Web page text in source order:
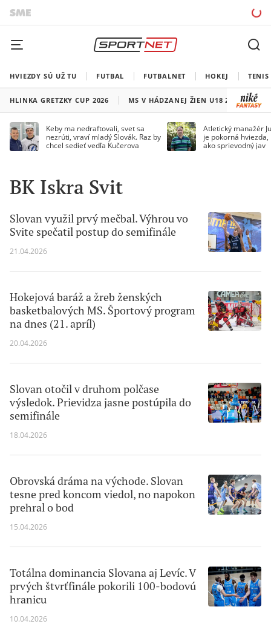
HVIEZDY SÚ UŽ TU FUTBAL FUTBALNET HOKEJ TENIS
HLINKA GRETZKY CUP 2026 MS V HÁDZANEJ ŽIEN U18 2026
Keby ma nedraftovali, svet sa
nezrúti, vraví mladý Slovák. Raz by
chcel sedieť vedľa Kučerova
Atletický manažér
je pokorná
ako sprievodný jav
BK Iskra Svit
Slovan využil prvý mečbal. Výhrou vo
Svite spečatil postup do semifinále
21.04.2026
Hokejová baráž a žreb ženských
basketbalových MS. Športový program
na dnes (21. apríl)
20.04.2026
Slovan otočil v druhom polčase
výsledok. Prievidza jasne postúpila do
semifinále
18.04.2026
Obrovská dráma na východe. Slovan
tesne pred koncom viedol, no napokon
prehral o bod
15.04.2026
Totálna dominancia Slovana aj Levíc. V
prvých štvrťfinále pokorili 100-bodovú
hranicu
10.04.2026